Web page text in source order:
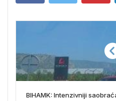
BIHAMK: Intenzivniji